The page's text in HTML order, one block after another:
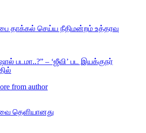
தாக்கல் செய்ய நீதிமன்றம் உத்தரவு
படமா..?” – ‘ஜீவி’ பட இயக்குநர்
from author
தெளியானது